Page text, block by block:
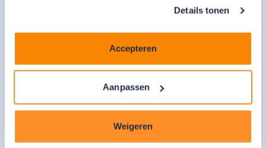
Details tonen
Accepteren
Aanpassen
Weigeren
tussenwoning is gemiddeld gezien in vier jaar
terugverdiend, het dak in drie jaar en de spouwmuur
zelfs in minder dan een jaar.
Wil je uiteindelijk helemaal van het gas af en is je
woning goed geïsoleerd? Onderzoek dan de installatie
vaneen warmtepomp. De woning wordt dan